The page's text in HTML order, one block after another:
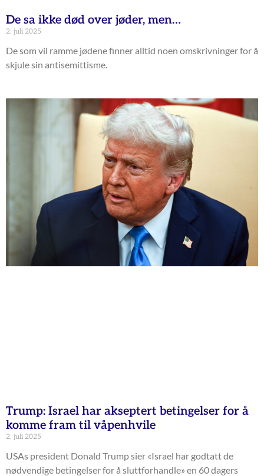
De sa ikke død over jøder, men…
2. juli 2025
De som vil ramme jødene finner alltid noen omskrivninger for å
skjule sin antisemittisme.
Trump: Israel har akseptert betingelser for å
komme fram til våpenhvile
2. juli 2025
USAs president Donald Trump sier «Israel har godtatt de
nødvendige betingelser for å sluttforhandle» en 60 dagers